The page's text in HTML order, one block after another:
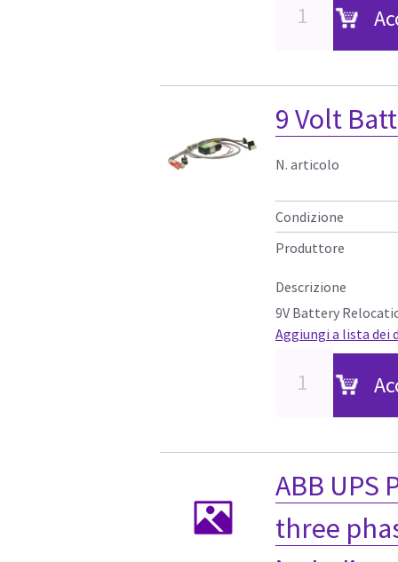
9 Volt
N. articolo
Condizione
Produttore
Descrizione
9V Battery
Aggiungi a lista dei
ABB UPS
three